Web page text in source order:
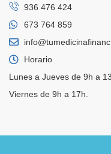
936 476 424
673 764 859
Horario
Lunes a Jueves de 9h a
Viernes de 9h a 17h.